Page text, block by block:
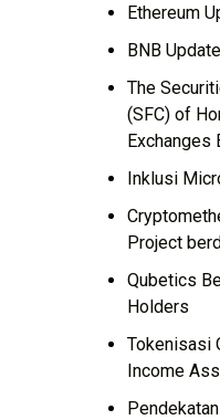
Ethereum
BNB Update
The
(SFC) of
Exchanges
Inklusi
Project
Qubetics
Holders
Tokenisasi
Income